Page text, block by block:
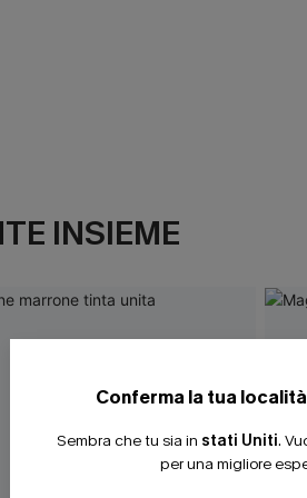
INSIEME
Conferma la tua
Sembra che tu sia in stati Uniti.
per una migliore